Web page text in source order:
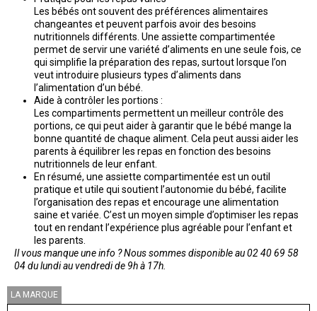
Les bébés ont souvent des préférences alimentaires
changeantes et peuvent parfois avoir des besoins
nutritionnels différents. Une assiette compartimentée
permet de servir une variété d’aliments en une seule fois, ce
qui simplifie la préparation des repas, surtout lorsque l’on
veut introduire plusieurs types d’aliments dans
l’alimentation d’un bébé.
Aide à contrôler les portions :
Les compartiments permettent un meilleur contrôle des
portions, ce qui peut aider à garantir que le bébé mange la
bonne quantité de chaque aliment. Cela peut aussi aider les
parents à équilibrer les repas en fonction des besoins
nutritionnels de leur enfant.
En résumé, une assiette compartimentée est un outil
pratique et utile qui soutient l’autonomie du bébé, facilite
l’organisation des repas et encourage une alimentation
saine et variée. C’est un moyen simple d’optimiser les repas
tout en rendant l’expérience plus agréable pour l’enfant et
les parents.
Il vous manque une info ? Nous sommes disponible au 02 40 69 58
04 du lundi au vendredi de 9h à 17h.
LA MARQUE